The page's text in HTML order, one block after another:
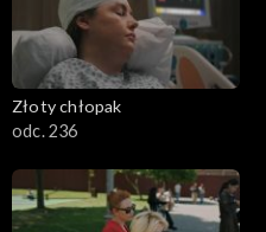
Złoty chłopak
odc. 236